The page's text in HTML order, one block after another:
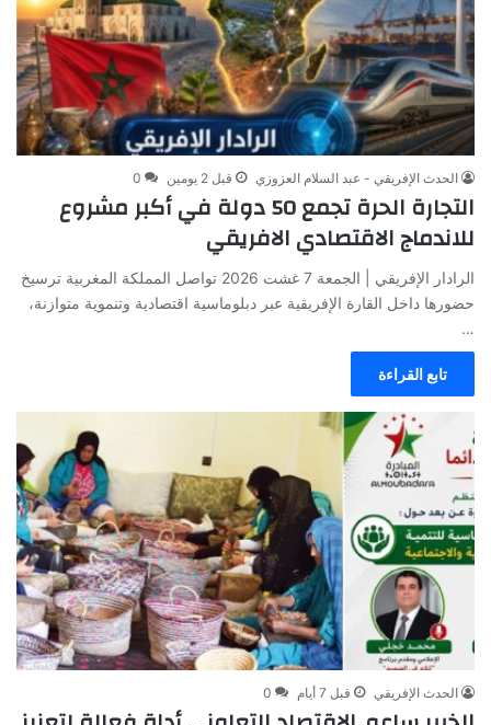
الحدث الإفريقي - عبد السلام العزوزي قبل 2 يومين 0
التجارة الحرة تجمع 50 دولة في أكبر مشروع
للاندماج الاقتصادي الافريقي
الرادار الإفريقي | الجمعة 7 غشت 2026 تواصل المملكة المغربية ترسيخ
حضورها داخل القارة الإفريقية عبر دبلوماسية اقتصادية وتنموية متوازنة،
…
تابع القراءة
الحدث الإفريقي قبل 7 أيام 0